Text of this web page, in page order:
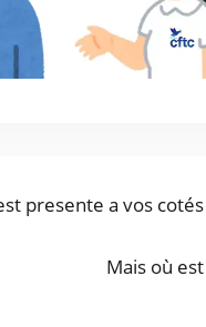
presente a vos
Mais où